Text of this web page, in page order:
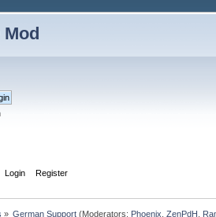
Mod
Login Register
» German Support(Moderators: Phoenix ZenPdH